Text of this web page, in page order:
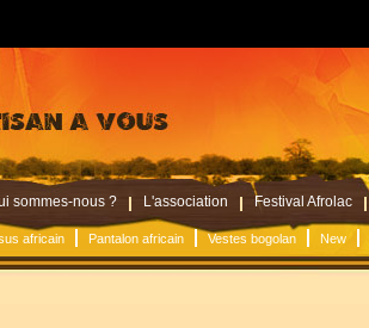
sommes-nous ? L'association Festival Afrolac
africain Pantalon africain Vestes bogolan New